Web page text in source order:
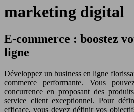
marketing digital
E-commerce : boostez
ligne
Développez un business en ligne
commerce performante. Vous
concurrence en proposant des
service client exceptionnel. Pour
efficace, vous devez définir vos